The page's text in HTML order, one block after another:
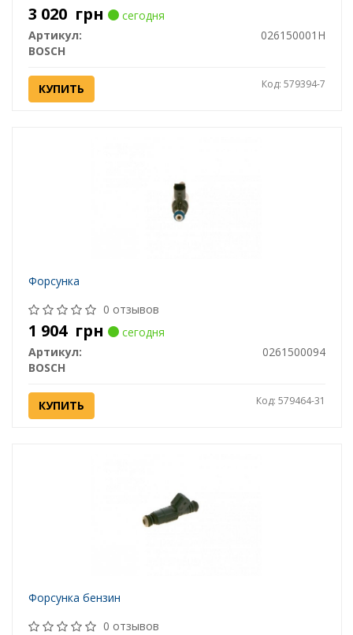
3 020 грн
сегодня
Артикул:
026150001H
BOSCH
КУПИТЬ Код: 579394-7
Форсунка
0 отзывов
1 904 грн
сегодня
Артикул:
0261500094
BOSCH
КУПИТЬ Код: 579464-31
Форсунка бензин
0 отзывов